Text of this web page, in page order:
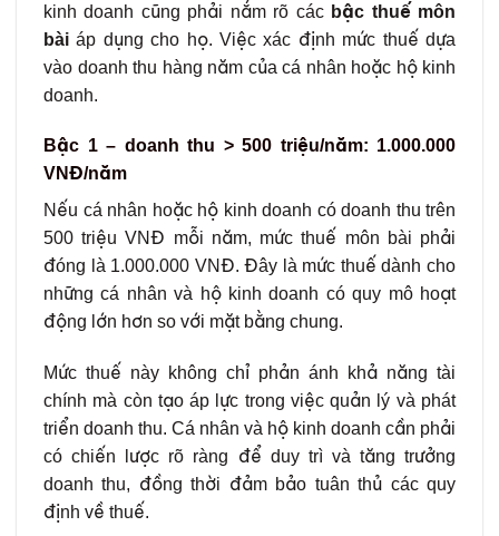
kinh doanh cũng phải nắm rõ các bậc thuế môn
bài áp dụng cho họ. Việc xác định mức thuế dựa
vào doanh thu hàng năm của cá nhân hoặc hộ kinh
doanh.
Bậc 1 – doanh thu > 500 triệu/năm: 1.000.000
VNĐ/năm
Nếu cá nhân hoặc hộ kinh doanh có doanh thu trên
500 triệu VNĐ mỗi năm, mức thuế môn bài phải
đóng là 1.000.000 VNĐ. Đây là mức thuế dành cho
những cá nhân và hộ kinh doanh có quy mô hoạt
động lớn hơn so với mặt bằng chung.
Mức thuế này không chỉ phản ánh khả năng tài
chính mà còn tạo áp lực trong việc quản lý và phát
triển doanh thu. Cá nhân và hộ kinh doanh cần phải
có chiến lược rõ ràng để duy trì và tăng trưởng
doanh thu, đồng thời đảm bảo tuân thủ các quy
định về thuế.